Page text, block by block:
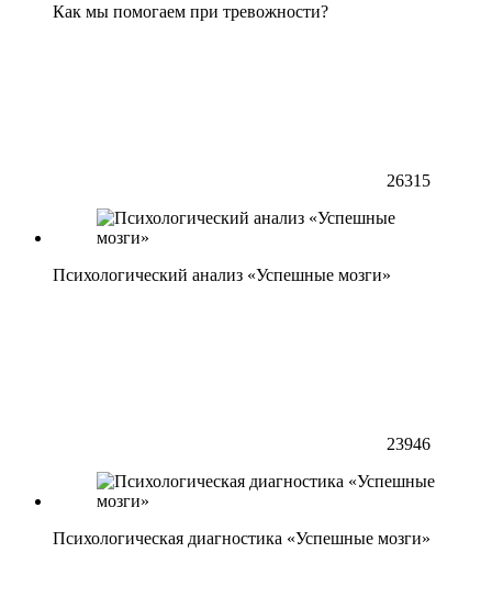
Как мы помогаем при тревожности?
26315
Психологический анализ «Успешные мозги»
23946
Психологическая диагностика «Успешные мозги»